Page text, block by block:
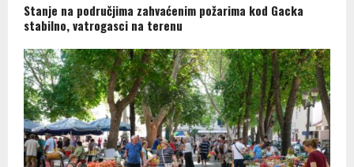
Stanje na područjima zahvaćenim požarima kod Gacka
stabilno, vatrogasci na terenu